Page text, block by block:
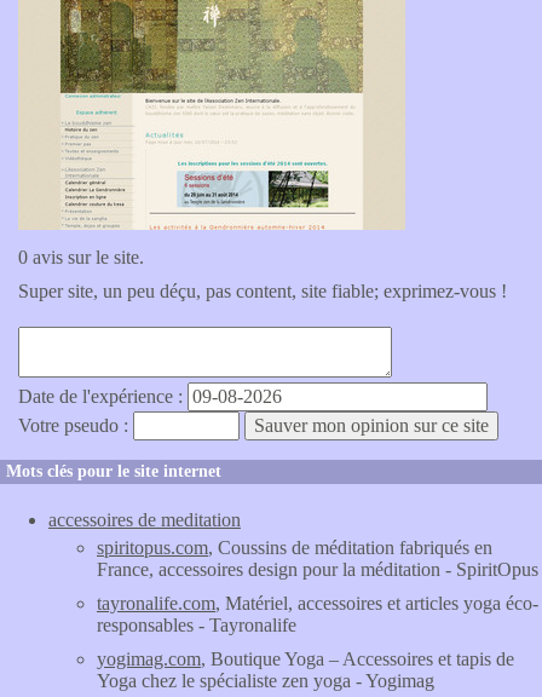
0 avis sur le site.
Super site, un peu déçu, pas content, site fiable; exprimez-vous !
Date de l'expérience :
Votre pseudo :
Mots clés pour le site internet
accessoires de meditation
spiritopus.com, Coussins de méditation fabriqués en
France, accessoires design pour la méditation - SpiritOpus
tayronalife.com, Matériel, accessoires et articles yoga éco-
responsables - Tayronalife
yogimag.com, Boutique Yoga – Accessoires et tapis de
Yoga chez le spécialiste zen yoga - Yogimag